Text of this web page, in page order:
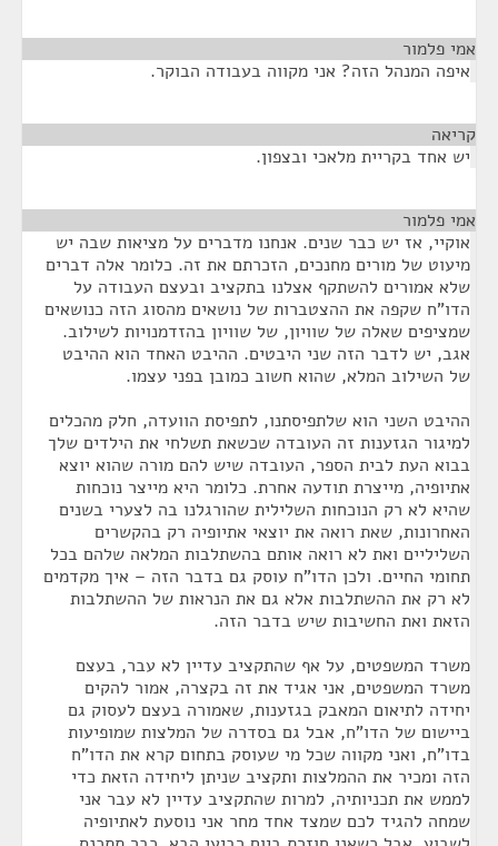
אמי פלמור
איפה המנהל הזה? אני מקווה בעבודה הבוקר.
קריאה
יש אחד בקריית מלאכי ובצפון.
אמי פלמור
אוקיי, אז יש כבר שנים. אנחנו מדברים על מציאות שבה יש
מיעוט של מורים מחנכים, הזכרתם את זה. כלומר אלה דברים
שלא אמורים להשתקף אצלנו בתקציב ובעצם העבודה על
הדו"ח שקפה את ההצטברות של נושאים מהסוג הזה כנושאים
שמציפים שאלה של שוויון, של שוויון בהזדמנויות לשילוב.
אגב, יש לדבר הזה שני היבטים. ההיבט האחד הוא ההיבט
של השילוב המלא, שהוא חשוב כמובן בפני עצמו.
ההיבט השני הוא שלתפיסתנו, לתפיסת הוועדה, חלק מהכלים
למיגור הגזענות זה העובדה שכשאת תשלחי את הילדים שלך
בבוא העת לבית הספר, העובדה שיש להם מורה שהוא יוצא
אתיופיה, מייצרת תודעה אחרת. כלומר היא מייצר נוכחות
שהיא לא רק הנוכחות השלילית שהורגלנו בה לצערי בשנים
האחרונות, שאת רואה את יוצאי אתיופיה רק בהקשרים
השליליים ואת לא רואה אותם בהשתלבות המלאה שלהם בכל
תחומי החיים. ולכן הדו"ח עוסק גם בדבר הזה – איך מקדמים
לא רק את ההשתלבות אלא גם את הנראות של ההשתלבות
הזאת ואת החשיבות שיש בדבר הזה.
משרד המשפטים, על אף שהתקציב עדיין לא עבר, בעצם
משרד המשפטים, אני אגיד את זה בקצרה, אמור להקים
יחידה לתיאום המאבק בגזענות, שאמורה בעצם לעסוק גם
ביישום של הדו"ח, אבל גם בסדרה של המלצות שמופיעות
בדו"ח, ואני מקווה שכל מי שעוסק בתחום קרא את הדו"ח
הזה ומכיר את ההמלצות ותקציב שניתן ליחידה הזאת כדי
לממש את תכניותיה, למרות שהתקציב עדיין לא עבר אני
שמחה להגיד לכם שמצד אחד מחר אני נוסעת לאתיופיה